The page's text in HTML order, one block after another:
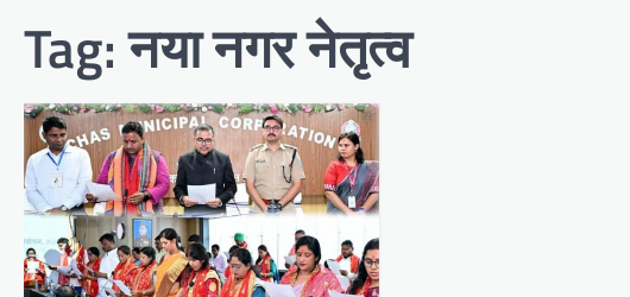
Tag:नया नगर नेतृत्व